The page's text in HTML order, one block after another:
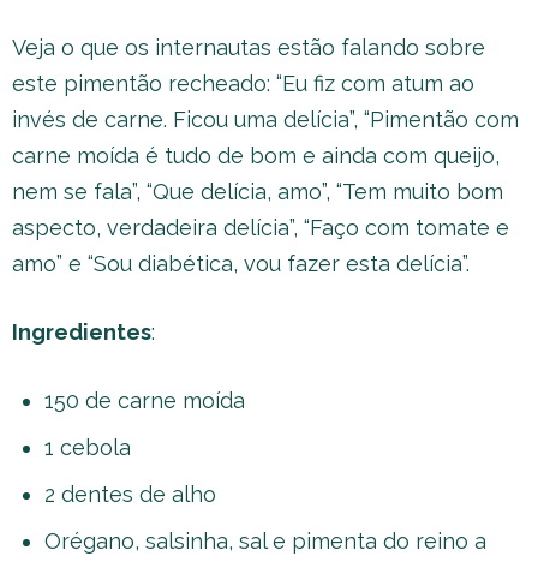
Veja o que os internautas estão falando sobre
este pimentão recheado: “Eu fiz com atum ao
invés de carne. Ficou uma delícia”, “Pimentão com
carne moída é tudo de bom e ainda com queijo,
nem se fala”, “Que delícia, amo”, “Tem muito bom
aspecto, verdadeira delícia”, “Faço com tomate e
amo” e “Sou diabética, vou fazer esta delícia”.
Ingredientes:
150 de carne moída
1 cebola
2 dentes de alho
Orégano, salsinha, sal e pimenta do reino a